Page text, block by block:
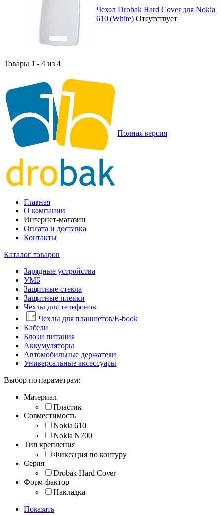
Чехол Drobak Hard Cover для Nokia
610 (White) Отсутствует
Товары 1 - 4 из 4
Полная версия
Главная
О компании
Интернет-магазин
Оплата и доставка
Контакты
Каталог товаров
Зарядные устройства
УМБ
Защитные стекла
Защитные пленки
Чехлы для телефонов
Чехлы для планшетов/E-book
Кабели
Блоки питания
Аккумуляторы
Автомобильные держатели
Универсальные аксессуары
Выбор по параметрам:
Материал
Пластик
Совместимость
Nokia 610
Nokia N700
Тип крепления
Фиксация по контуру
Серия
Drobak Hard Cover
Форм-фактор
Накладка
Показать